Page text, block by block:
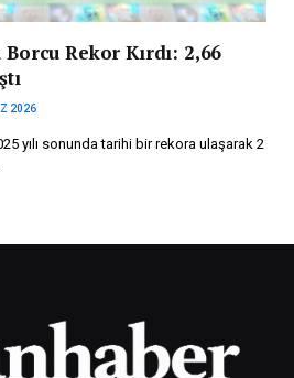
Rekor Kırdı: 2,66
2026
yılı sonunda tarihi bir rekora ulaşarak 2